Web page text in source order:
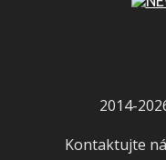
2014-
Kontaktujte